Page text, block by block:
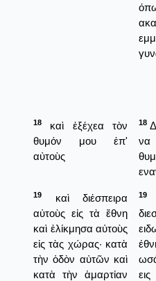
18
καὶ ἐξέχεα τὸν
θυμόν μου ἐπ'
αὐτοὺς
18
19
καὶ διέσπειρα
αὐτοὺς εἰς τὰ ἔθνη
καὶ ἐλίκμησα αὐτοὺς
εἰς τὰς χώρας· κατὰ
τὴν ὁδὸν αὐτῶν καὶ
κατὰ τὴν ἁμαρτίαν
19